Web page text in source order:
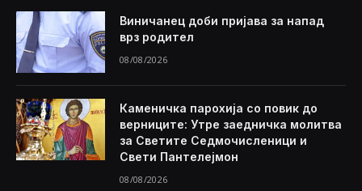
Виничанец доби пријава за напад
врз родител
08/08/2026
Каменичка парохија со повик до
верниците: Утре заедничка молитва
за Светите Седмочисленици и
Свети Пантелејмон
08/08/2026